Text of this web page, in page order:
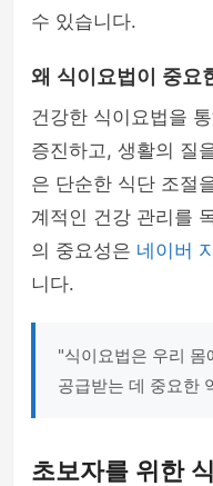
수 있습니다.
왜 식이요법이 중요
건강한 식이요법을
증진하고, 생활의 질
은 단순한 식단 조절
계적인 건강 관리를
의 중요성은 네이버
니다.
"식이요법은 우리 몸
공급받는 데 중요한
초보자를 위한